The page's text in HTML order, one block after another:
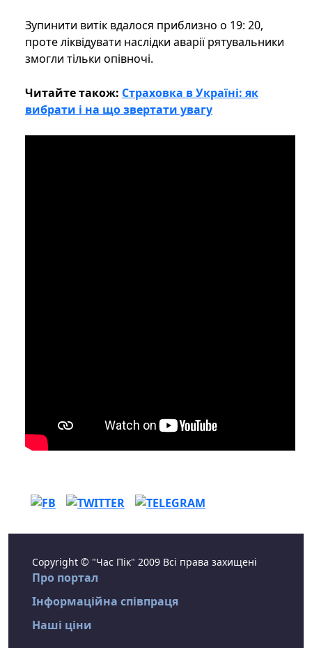
Зупинити витік вдалося приблизно о 19: 20,
проте ліквідувати наслідки аварії рятувальники
змогли тільки опівночі.
Читайте також: Страховка в Україні: як
вибрати і на що звертати увагу
Copyright © "Час Пік" 2009 Всі права захищені
Про портал
Інформаційна співпраця
Наші ціни